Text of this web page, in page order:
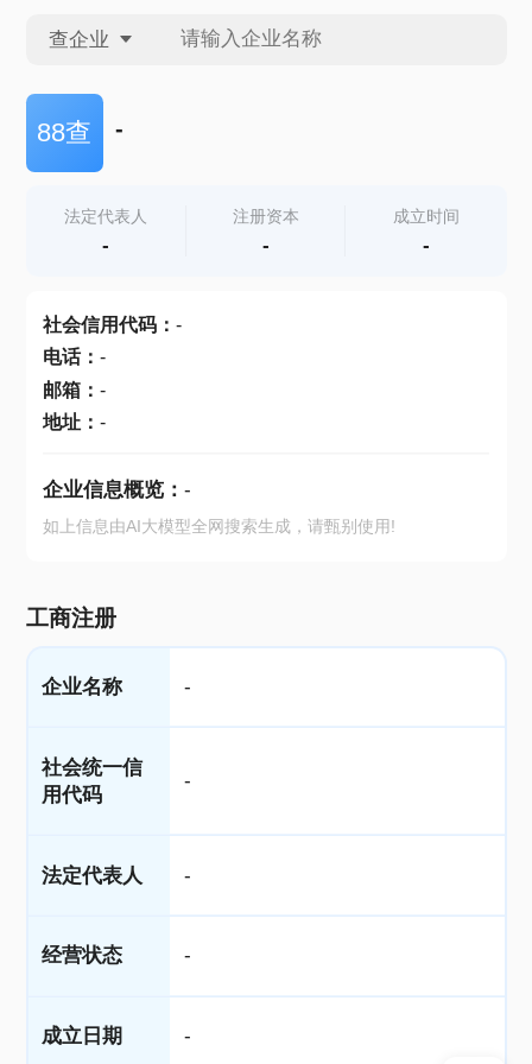
查企业
查企业
查产地
88查 -
法定代表人
-
注册资本
-
成立时间
-
社会信用代码： -
电话： -
邮箱： -
地址： -
企业信息概览： -
如上信息由AI大模型全网搜索生成，请甄别使用!
工商注册
企业名称 -
社会统一信
用代码
-
法定代表人 -
经营状态 -
成立日期 -